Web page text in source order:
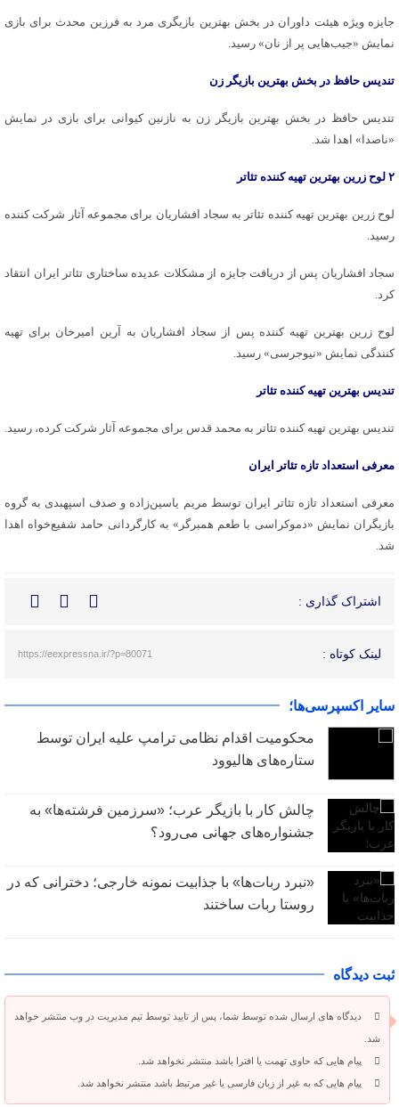
جایزه ویژه هیئت داوران در بخش بهترین بازیگری مرد به فرزین محدث برای بازی
نمایش «جیب‌هایی پر از نان» رسید.
تندیس حافظ در بخش بهترین بازیگر زن
تندیس حافظ در بخش بهترین بازیگر زن به نازنین کیوانی برای بازی در نمایش
«ناصدا» اهدا شد.
۲ لوح زرین بهترین تهیه کننده تئاتر
لوح زرین بهترین تهیه کننده تئاتر به سجاد افشاریان برای مجموعه آثار شرکت کننده
رسید.
سجاد افشاریان پس از دریافت جایزه از مشکلات عدیده ساختاری تئاتر ایران انتقاد
کرد.
لوح زرین بهترین تهیه کننده پس از سجاد افشاریان به آرین امیرخان برای تهیه
کنندگی نمایش «نیوجرسی» رسید.
تندیس بهترین تهیه کننده تئاتر
تندیس بهترین تهیه کننده تئاتر به محمد قدس برای مجموعه آثار شرکت کرده، رسید.
معرفی استعداد تازه تئاتر ایران
معرفی استعداد تازه تئاتر ایران توسط مریم یاسین‌زاده و صدف اسپهبدی به گروه
بازیگران نمایش «دموکراسی با طعم همبرگر» به کارگردانی حامد شفیع‌خواه اهدا
شد.
اشتراک گذاری :
لینک کوتاه : https://eexpressna.ir/?p=80071
سایر اکسپرسی‌ها؛
محکومیت اقدام نظامی ترامپ علیه ایران توسط
ستاره‌های هالیوود
چالش کار با بازیگر عرب؛ «سرزمین فرشته‌ها» به
جشنواره‌های جهانی می‌رود؟
«نبرد ربات‌ها» با جذابیت نمونه خارجی؛ دخترانی که در
روستا ربات ساختند
ثبت دیدگاه
دیدگاه های ارسال شده توسط شما، پس از تایید توسط تیم مدیریت در وب منتشر خواهد
شد.
پیام هایی که حاوی تهمت یا افترا باشد منتشر نخواهد شد.
پیام هایی که به غیر از زبان فارسی یا غیر مرتبط باشد منتشر نخواهد شد.